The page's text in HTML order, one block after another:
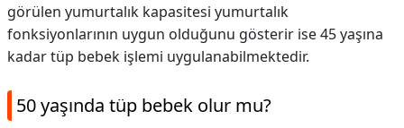
görülen yumurtalık kapasitesi yumurtalık
fonksiyonlarının uygun olduğunu gösterir ise 45 yaşına
kadar tüp bebek işlemi uygulanabilmektedir.
50 yaşında tüp bebek olur mu?